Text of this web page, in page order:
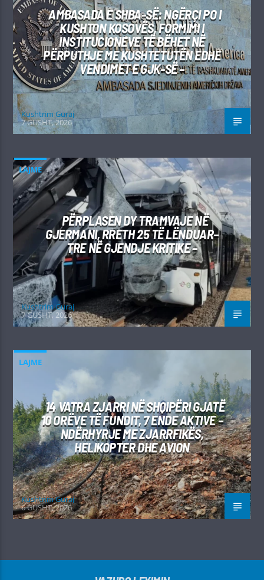
AMBASADA E SHBA-SË: NGËRÇI PO I
KUSHTON KOSOVËS, FORMIMI I
INSTITUCIONEVE TË BËHET NË
PËRPUTHJE ME KUSHTETUTËN EDHE
VENDIMET E GJK-SË –
Kushtrim Guraj
7 GUSHT, 2026
LAJME
PËRPLASEN DY TRAMVAJE NË
GJERMANI, RRETH 25 TË LËNDUAR–
TRE NË GJENDJE KRITIKE –
Kushtrim Guraj
7 GUSHT, 2026
LAJME
14 VATRA ZJARRI NË SHQIPËRI GJATË
10 ORËVE TË FUNDIT, 7 ENDE AKTIVE –
NDËRHYRJE ME ZJARRFIKËS,
HELIKOPTER DHE AVION
Kushtrim Guraj
6 GUSHT, 2026